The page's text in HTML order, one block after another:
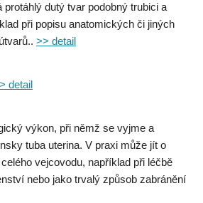
protáhlý dutý tvar podobný trubici a
při popisu anatomických či jiných
>> detail
detail
výkon, při němž se vyjme a
tuba uterina. V praxi může jít o
vejcovodu, například při léčbě
nebo jako trvalý způsob zabránění